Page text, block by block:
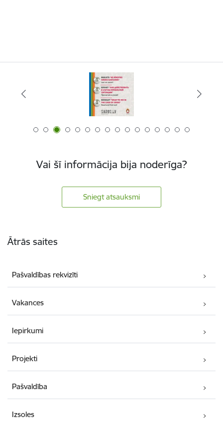
Vai šī informācija bija noderīga?
Sniegt atsauksmi
Ātrās saites
Pašvaldības rekvizīti
Vakances
Iepirkumi
Projekti
Pašvaldība
Izsoles